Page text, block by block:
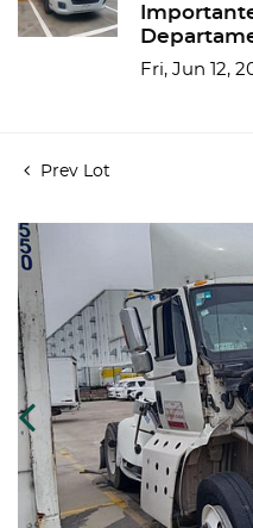
Fri, Jun 12,
Prev Lot